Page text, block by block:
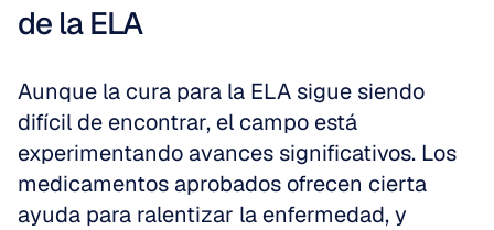
de la ELA
Aunque la cura para la ELA sigue siendo
difícil de encontrar, el campo está
experimentando avances significativos. Los
medicamentos aprobados ofrecen cierta
ayuda para ralentizar la enfermedad, y